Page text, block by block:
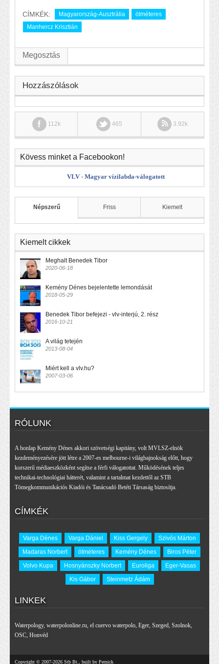
CÍMKÉK: Magyarország-Ausztrália
ötméteres
Manhercz Krisztián
Megosztás
Hozzászólások
112k 465 3.92k
Kövess minket a Facebookon!
VLV - Magyar vízilabda-válogatott
Népszerű Friss Kiemelt
Kiemelt cikkek
Meghalt Benedek Tibor
2020-06-18
Kemény Dénes bejelentette lemondását
2018-05-29
Benedek Tibor befejezi - vlv-interjú, 2. rész
2016-10-21
A világ tetején
2013-08-04
Miért kell a vlv.hu?
2007-03-06
RÓLUNK
A honlap Kemény Dénes akkori szövetségi kapitány, volt MVLSZ-elnök
kezdeményezésére jött létre a 2007-es melbourne-i világbajnokság előtt, hogy
korszerű médiaeszközként segítse a férfi válogatottat. Működésének teljes
technikai-technológiai hátterét, valamint a tartalmat kezdettől az STB
Tömegkommunikációs Kiadói és Tanácsadó Betéti Társaság biztosítja.
CÍMKÉK
Varga Dénes Varga Dániel Kiss Gergely
Szivós Márton
Madaras Norbert
ötméteres Kemény Dénes
Biros Péter
Volvo Kupa
Hosnyánszky Norbert Euroliga
Eger-Vasas
Kis Gábor
Steinmetz Ádám
LINKEK
Waterpology, waterpolonline.ru, el cuervo waterpolo, Eger, Szeged, Szolnok,
OSC, Honvéd
Copyright © 2007-2026 Stb Bt., built by Pernick